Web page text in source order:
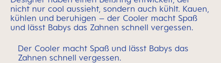
nicht nur cool aussieht, sondern auch kühlt. Kauen,
kühlen und beruhigen – der Cooler macht Spaß
und lässt Babys das Zahnen schnell vergessen.
Der Cooler macht Spaß und lässt Babys das
Zahnen schnell vergessen.